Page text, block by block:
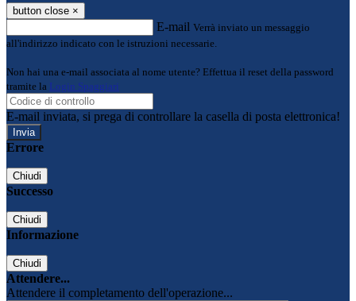
button close ×
E-mail Verrà inviato un messaggio
all'indirizzo indicato con le istruzioni necessarie.
Non hai una e-mail associata al nome utente? Effettua il reset della password
tramite la Login Spaggiari
E-mail inviata, si prega di controllare la casella di posta elettronica!
Errore
Chiudi
Successo
Chiudi
Informazione
Chiudi
Attendere...
Attendere il completamento dell'operazione...